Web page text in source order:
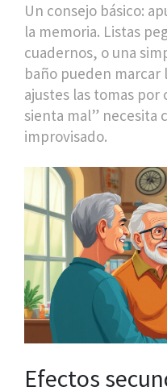
Un consejo básico:
la memoria. Listas
cuadernos, o una
baño pueden marcar
ajustes las tomas por
sienta mal” necesita
improvisado.
Efectos